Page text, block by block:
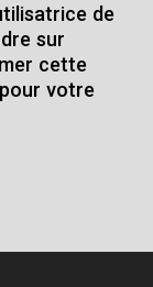
de
sur
cette
votre